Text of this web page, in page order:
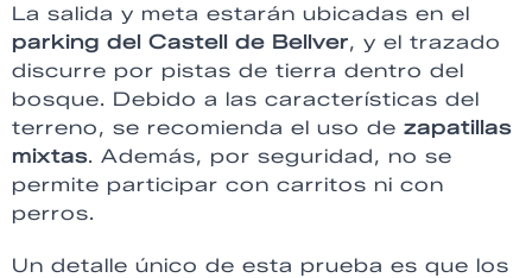
La salida y meta estarán ubicadas en el
parking del Castell de Bellver, y el trazado
discurre por pistas de tierra dentro del
bosque. Debido a las características del
terreno, se recomienda el uso de zapatillas
mixtas. Además, por seguridad, no se
permite participar con carritos ni con
perros.
Un detalle único de esta prueba es que los